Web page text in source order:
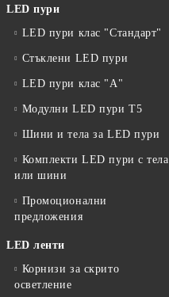
LED пури
LED пури клас "Стандарт"
Стъклени LED пури
LED пури клас "А"
Модулни LED пури T5
Шини и тела за LED пури
Комплекти LED пури с тела
или шини
Промоционални
предложения
LED ленти
Корнизи за скрито
осветление